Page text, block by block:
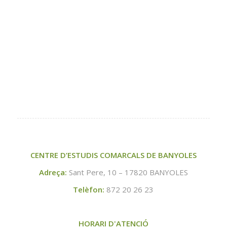
CENTRE D’ESTUDIS COMARCALS DE BANYOLES
Adreça: Sant Pere, 10 – 17820 BANYOLES
Telèfon: 872 20 26 23
HORARI D'ATENCIÓ